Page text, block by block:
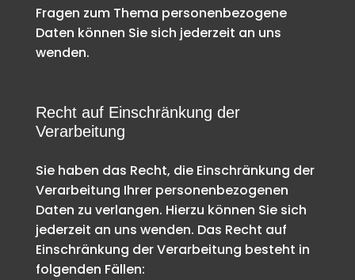
Fragen zum Thema personenbezogene
Daten können Sie sich jederzeit an uns
wenden.
Recht auf Einschränkung der
Verarbeitung
Sie haben das Recht, die Einschränkung der
Verarbeitung Ihrer personenbezogenen
Daten zu verlangen. Hierzu können Sie sich
jederzeit an uns wenden. Das Recht auf
Einschränkung der Verarbeitung besteht in
folgenden Fällen: